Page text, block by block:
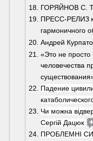
ГОРЯЙНОВ С.
ПРЕСС-РЕЛИЗ
гармоничного
Андрей
«Это не
человечества
Падение
Чи можна
Сергій Дацюк
ПРОБЛЕМНІ